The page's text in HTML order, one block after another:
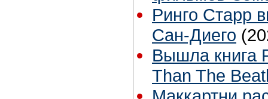
Ринго Старр
Сан-Диего
Вышла книга
Than The